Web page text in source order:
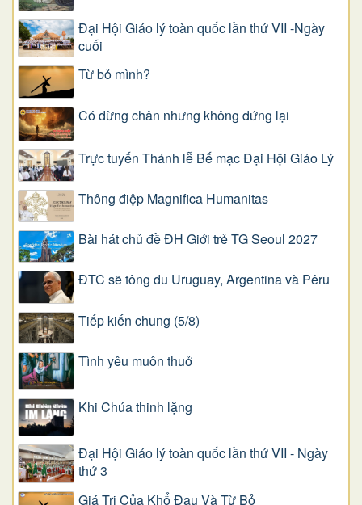
Đại Hội Giáo lý toàn quốc lần thứ VII -Ngày
cuối
Từ bỏ mình?
Có dừng chân nhưng không đứng lại
Trực tuyến Thánh lễ Bế mạc Đại Hội Giáo Lý
Thông điệp Magnifica Humanitas
Bài hát chủ đề ĐH Giới trẻ TG Seoul 2027
ĐTC sẽ tông du Uruguay, Argentina và Pêru
Tiếp kiến chung (5/8)
Tình yêu muôn thuở
Khi Chúa thinh lặng
Đại Hội Giáo lý toàn quốc lần thứ VII - Ngày
thứ 3
Giá Trị Của Khổ Ðau Và Từ Bỏ